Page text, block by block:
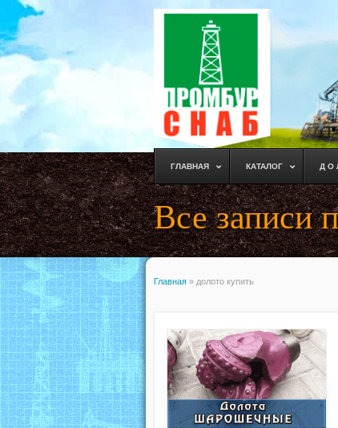
ГЛАВНАЯ КАТАЛОГ Д О
Все записи
Главная » долото купить